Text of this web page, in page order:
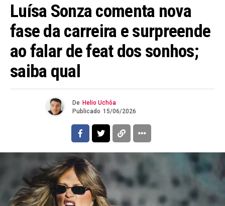
Luísa Sonza comenta nova
fase da carreira e surpreende
ao falar de feat dos sonhos;
saiba qual
De Helio Uchôa
Publicado 15/06/2026